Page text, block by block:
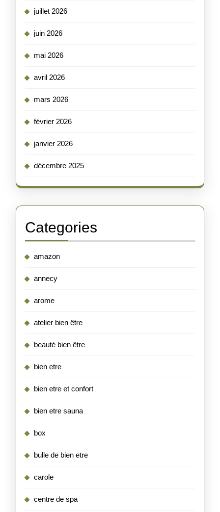
juillet 2026
juin 2026
mai 2026
avril 2026
mars 2026
février 2026
janvier 2026
décembre 2025
Categories
amazon
annecy
arome
atelier bien être
beauté bien être
bien etre
bien etre et confort
bien etre sauna
box
bulle de bien etre
carole
centre de spa